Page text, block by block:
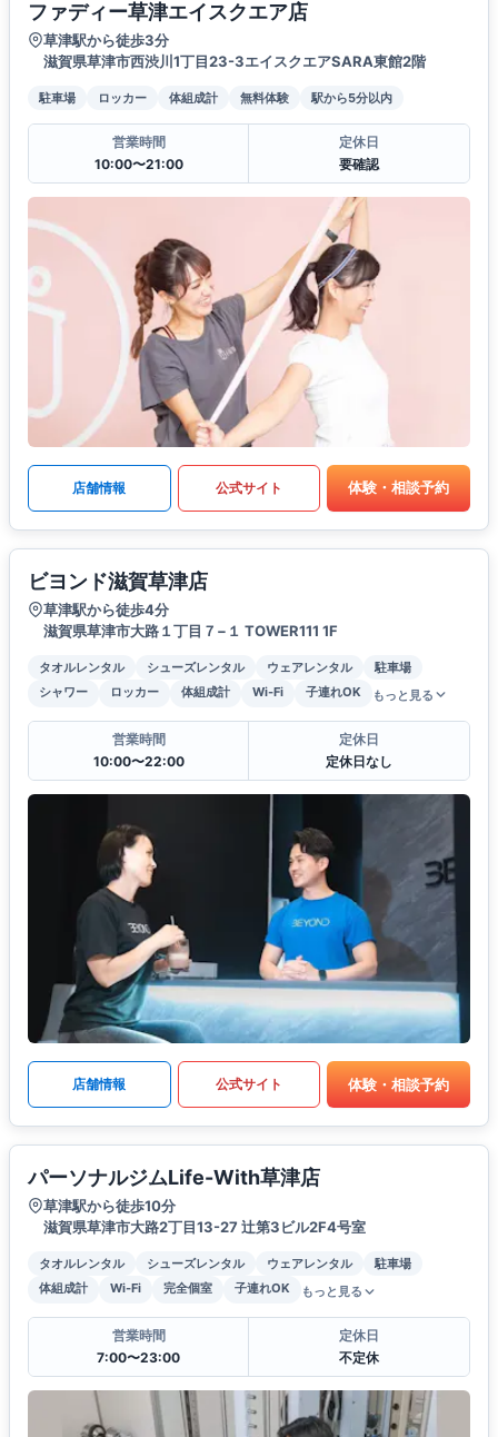
ファディー草津エイスクエア店
草津駅から徒歩3分
滋賀県草津市西渋川1丁目23-3エイスクエアSARA東館2階
駐車場 ロッカー 体組成計 無料体験 駅から5分以内
営業時間
10:00〜21:00
定休日
要確認
店舗情報 公式サイト 体験・相談予約
ビヨンド滋賀草津店
草津駅から徒歩4分
滋賀県草津市大路１丁目７−１ TOWER111 1F
タオルレンタル シューズレンタル ウェアレンタル
駐車場
シャワー
ロッカー 体組成計 Wi-Fi 子連れOK もっと見る
営業時間
10:00〜22:00
定休日
定休日なし
店舗情報 公式サイト 体験・相談予約
パーソナルジムLife-With草津店
草津駅から徒歩10分
滋賀県草津市大路2丁目13-27 辻第3ビル2F4号室
タオルレンタル シューズレンタル ウェアレンタル
駐車場
体組成計
Wi-Fi 完全個室 子連れOK もっと見る
営業時間
7:00〜23:00
定休日
不定休